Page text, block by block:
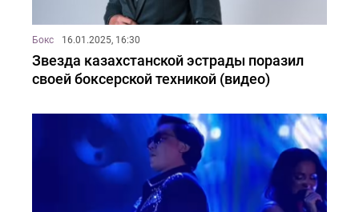
Бокс 16.01.2025, 16:30
Звезда казахстанской эстрады поразил
своей боксерской техникой (видео)